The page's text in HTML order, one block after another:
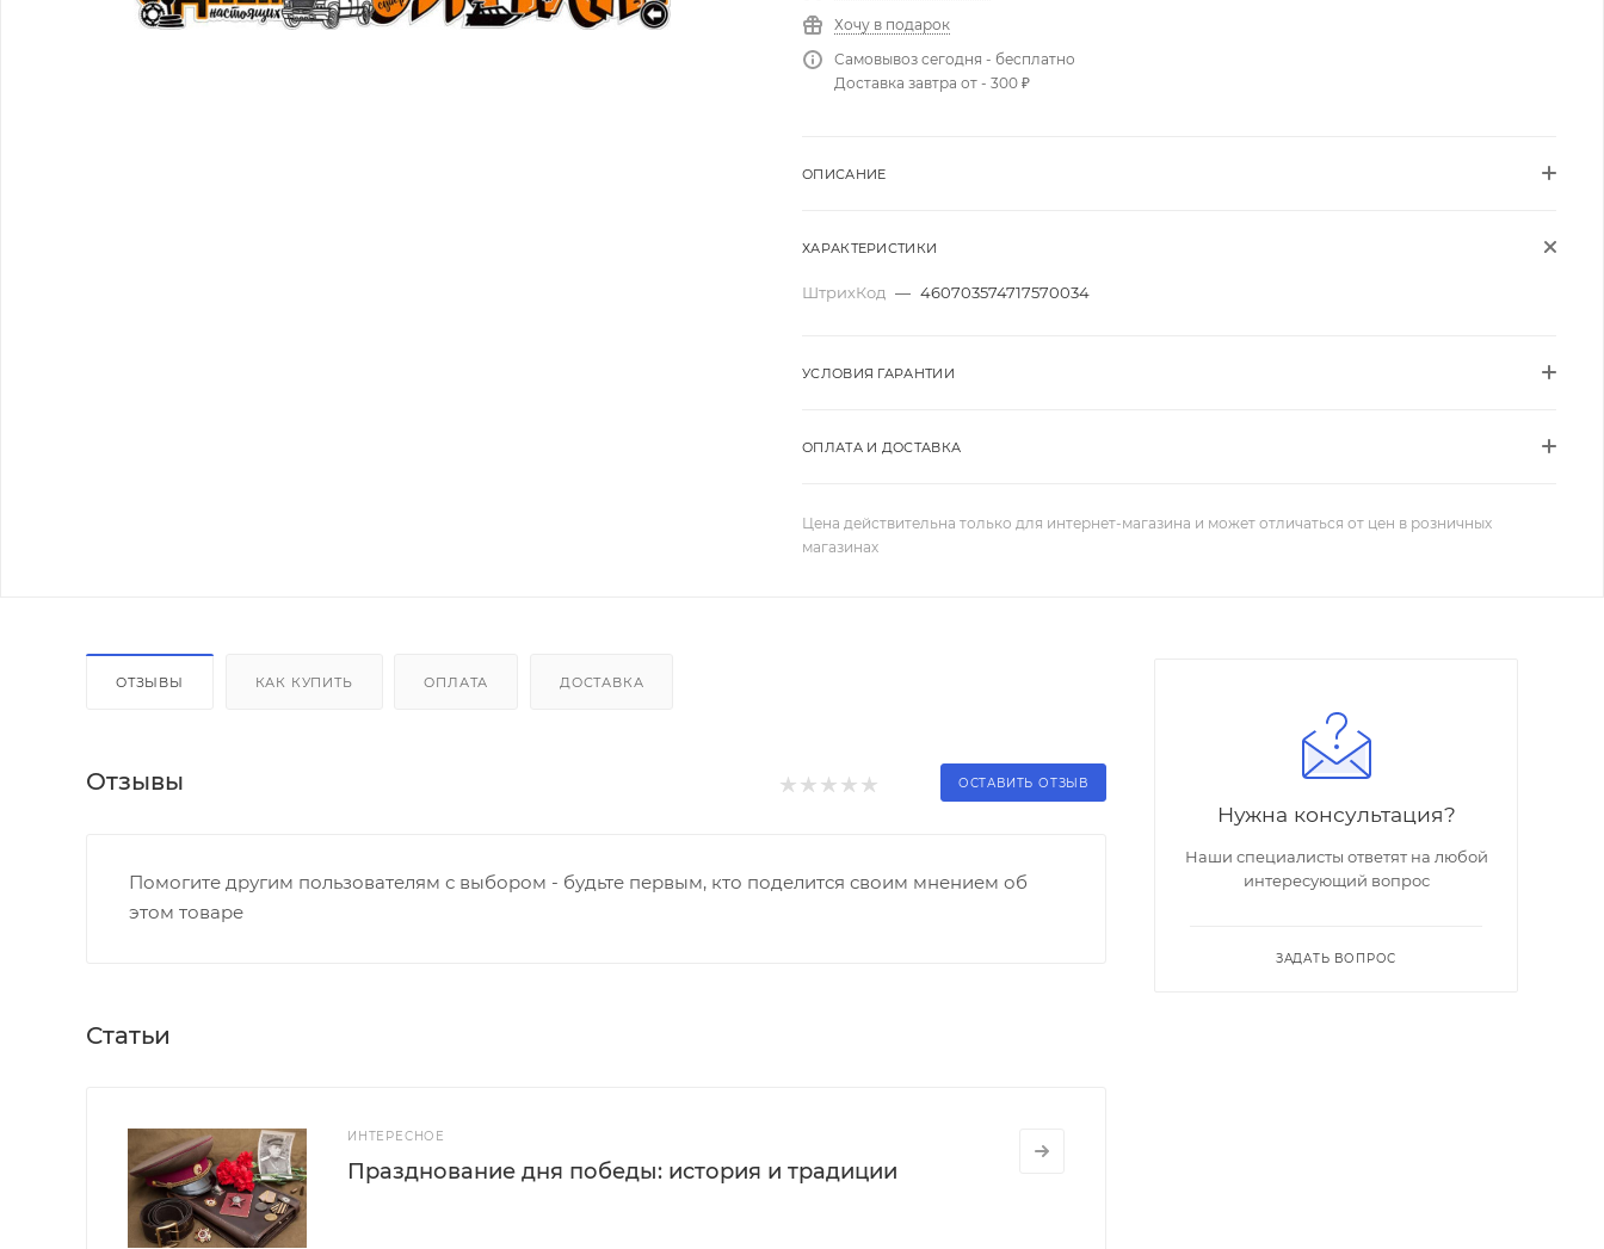
Хочу в подарок
Самовывоз сегодня - бесплатно
Доставка завтра от - 300 ₽
ОПИСАНИЕ
ХАРАКТЕРИСТИКИ
ШтрихКод — 460703574717570034
УСЛОВИЯ ГАРАНТИИ
ОПЛАТА И ДОСТАВКА
Цена действительна только для интернет-магазина и может отличаться от цен в розничных
магазинах
ОТЗЫВЫ КАК КУПИТЬ ОПЛАТА ДОСТАВКА
Отзывы ОСТАВИТЬ ОТЗЫВ
Помогите другим пользователям с выбором - будьте первым, кто поделится своим мнением об
этом товаре
Статьи
ИНТЕРЕСНОЕ
Празднование дня победы: история и традиции
Нужна консультация?
Наши специалисты ответят на любой
интересующий вопрос
ЗАДАТЬ ВОПРОС